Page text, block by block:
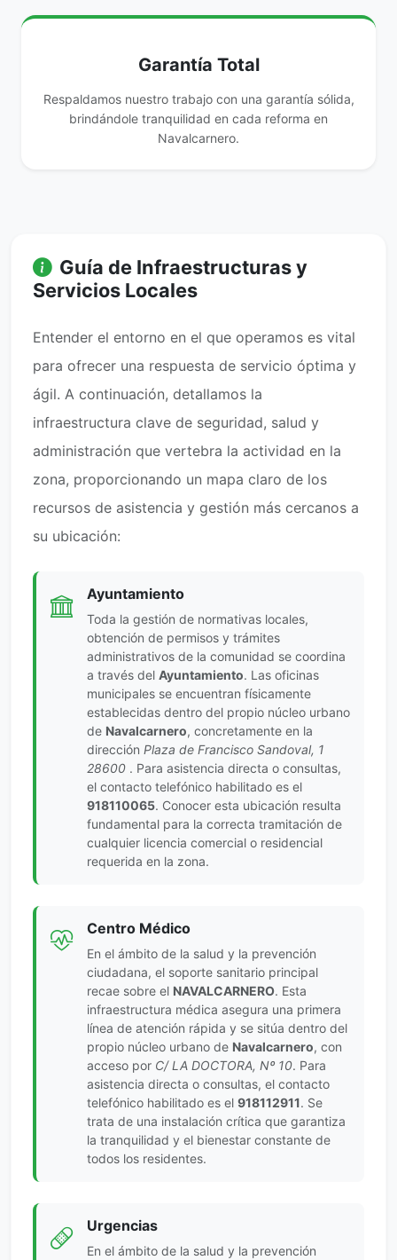
Garantía Total
Respaldamos nuestro trabajo con una garantía sólida,
brindándole tranquilidad en cada reforma en
Navalcarnero.
Guía de Infraestructuras y
Servicios Locales
Entender el entorno en el que operamos es vital
para ofrecer una respuesta de servicio óptima y
ágil. A continuación, detallamos la
infraestructura clave de seguridad, salud y
administración que vertebra la actividad en la
zona, proporcionando un mapa claro de los
recursos de asistencia y gestión más cercanos a
su ubicación:
Ayuntamiento
Toda la gestión de normativas locales,
obtención de permisos y trámites
administrativos de la comunidad se coordina
a través del Ayuntamiento. Las oficinas
municipales se encuentran físicamente
establecidas dentro del propio núcleo urbano
de Navalcarnero, concretamente en la
dirección Plaza de Francisco Sandoval, 1
28600 . Para asistencia directa o consultas,
el contacto telefónico habilitado es el
918110065. Conocer esta ubicación resulta
fundamental para la correcta tramitación de
cualquier licencia comercial o residencial
requerida en la zona.
Centro Médico
En el ámbito de la salud y la prevención
ciudadana, el soporte sanitario principal
recae sobre el NAVALCARNERO. Esta
infraestructura médica asegura una primera
línea de atención rápida y se sitúa dentro del
propio núcleo urbano de Navalcarnero, con
acceso por C/ LA DOCTORA, Nº 10. Para
asistencia directa o consultas, el contacto
telefónico habilitado es el 918112911. Se
trata de una instalación crítica que garantiza
la tranquilidad y el bienestar constante de
todos los residentes.
Urgencias
En el ámbito de la salud y la prevención